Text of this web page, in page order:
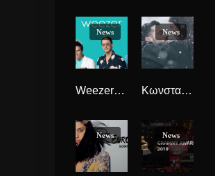
News
Weezer….. επιστροφή στα Eighties με διασκευή take on me !!!
News
Κωνσταντίνος Αργυρός “Τι Να Το Κάνω” το videoClip που έγινε ταινία αγάπης
News News